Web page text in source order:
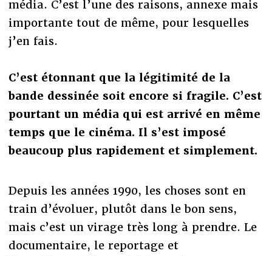
média. C’est l’une des raisons, annexe mais
importante tout de même, pour lesquelles
j’en fais.
C’est étonnant que la légitimité de la
bande dessinée soit encore si fragile. C’est
pourtant un média qui est arrivé en même
temps que le cinéma. Il s’est imposé
beaucoup plus rapidement et simplement.
Depuis les années 1990, les choses sont en
train d’évoluer, plutôt dans le bon sens,
mais c’est un virage très long à prendre. Le
documentaire, le reportage et